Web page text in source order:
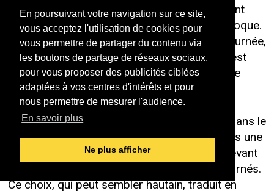
En poursuivant votre navigation sur ce site,
vous acceptez l'utilisation de cookies pour
vous permettre de partager du contenu via
les boutons de partage de réseaux sociaux,
pour vous proposer des publicités ciblées
adaptées à vos centres d'intérêts et pour
nous permettre de mesurer l'audience.
En savoir plus
Ne plus afficher
discothèques qui affluent — un format courant
pour les jeunes chanteurs populaires de l’époque.
Il refuse. Poliment, fermement. Ce type de tournée,
dit-il, est "respectable mais alimentaire". Il n’est
pas prêt. Et surtout, il ne veut pas se produire
dans n’importe quelles conditions.
Pour lui, chanter sur scène n’a de sens que dans le
cadre d’un vrai concert. Pas d’interludes dans une
boîte de nuit, pas de prestations au micro devant
une piste de danse occupée par des dos tournés.
Ce choix, qui peut sembler hautain, traduit en